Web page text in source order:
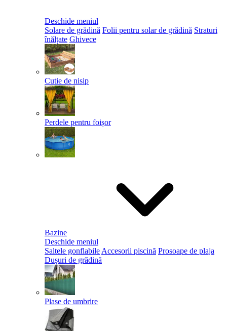
Deschide meniul
Solare de grădină Folii pentru solar de grădină Straturi
înălțate Ghivece
Cutie de nisip
Perdele pentru foișor
Bazine
Deschide meniul
Saltele gonflabile Accesorii piscină Prosoape de plaja
Dușuri de grădină
Plase de umbrire